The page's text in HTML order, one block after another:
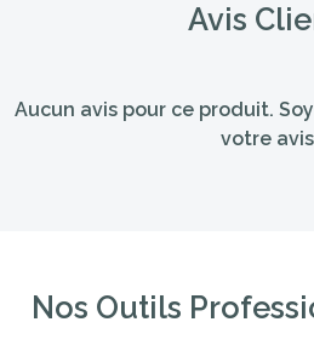
Avis
Aucun avis pour ce produit.
votre
Nos Outils